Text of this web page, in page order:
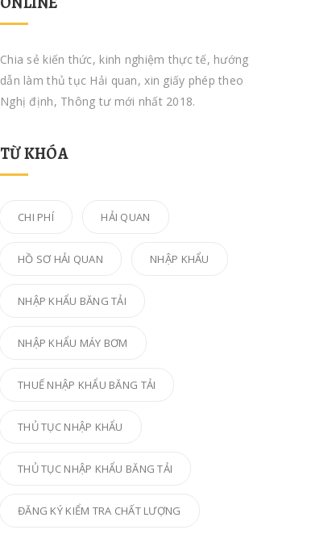
Chia sẻ kiến thức, kinh nghiệm thực tế, hướng
dẫn làm thủ tục Hải quan, xin giấy phép theo
Nghị định, Thông tư mới nhất 2018.
TỪ KHÓA
CHI PHÍ HẢI QUAN
HỒ SƠ HẢI QUAN NHẬP KHẨU
NHẬP KHẨU BĂNG TẢI
NHẬP KHẨU MÁY BƠM
THUẾ NHẬP KHẨU BĂNG TẢI
THỦ TỤC NHẬP KHẨU
THỦ TỤC NHẬP KHẨU BĂNG TẢI
ĐĂNG KÝ KIỂM TRA CHẤT LƯỢNG